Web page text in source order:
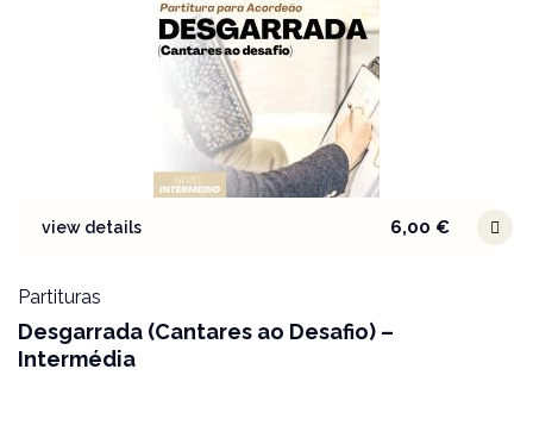
view details 6,00 €
Partituras
Desgarrada (Cantares ao Desafio) –
Intermédia